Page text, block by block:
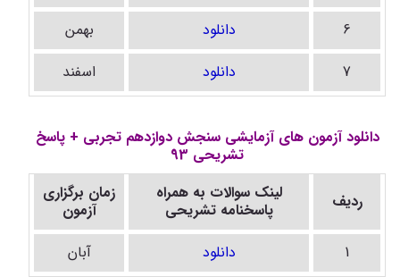
6
دانلود
بهمن
7
دانلود اسفند
دانلود آزمون های آزمایشی سنجش دوازدهم تجربی + پاسخ
تشریحی 93
ردیف
لینک سوالات به همراه
پاسخنامه تشریحی
زمان برگزاری
آزمون
1
دانلود آبان